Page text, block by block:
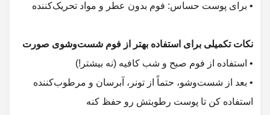
• برای پوست حساس: فوم بدون عطر و مواد تحریک‌کننده
• استفاده از فوم صبح و شب کافیه (نه بیشتر!)
• بعد از شست‌وشو، حتماً از تونر، آبرسان و مرطوب‌کننده